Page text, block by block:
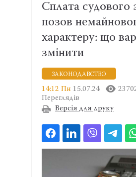
Сплата судового
позов
характеру: що
змінити
ЗАКОНОДАВСТВО
14:12 Пн 15.07.24
Переглядів
Версія для друку